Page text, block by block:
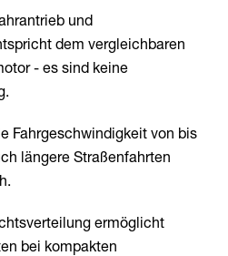
und
dem vergleichbaren
- es sind keine
Fahrgeschwindigkeit von bis
längere Straßenfahrten
ermöglicht
bei kompakten